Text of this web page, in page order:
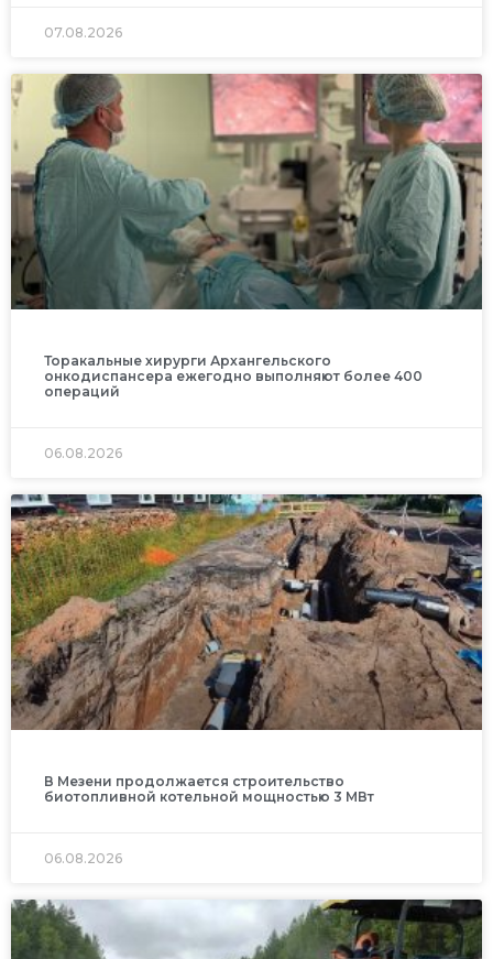
07.08.2026
Торакальные хирурги Архангельского
онкодиспансера ежегодно выполняют более 400
операций
06.08.2026
В Мезени продолжается строительство
биотопливной котельной мощностью 3 МВт
06.08.2026